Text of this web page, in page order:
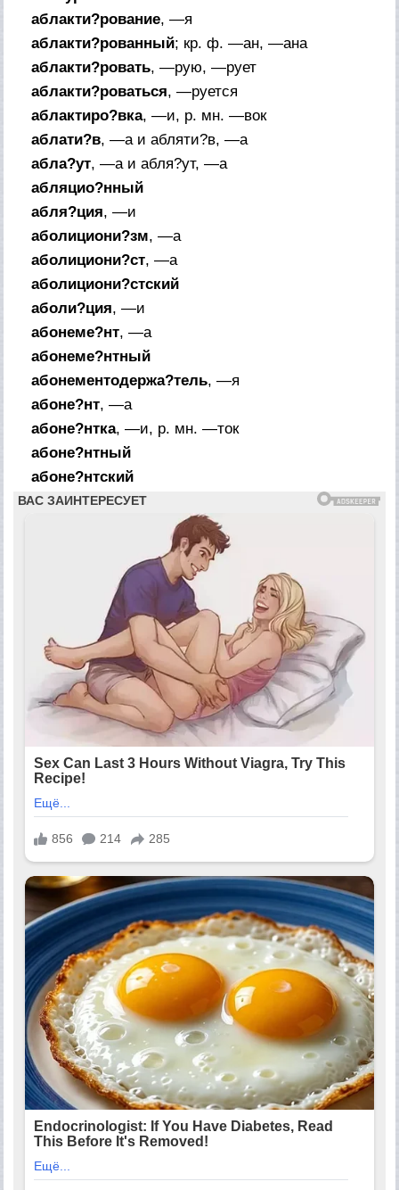
аблакти?рование, —я
аблакти?рованный; кр. ф. —ан, —ана
аблакти?ровать, —рую, —рует
аблакти?роваться, —руется
аблактиро?вка, —и, р. мн. —вок
аблати?в, —а и абляти?в, —а
абла?ут, —а и абля?ут, —а
абляцио?нный
абля?ция, —и
аболициони?зм, —а
аболициони?ст, —а
аболициони?стский
аболи?ция, —и
абонеме?нт, —а
абонеме?нтный
абонементодержа?тель, —я
абоне?нт, —а
абоне?нтка, —и, р. мн. —ток
абоне?нтный
абоне?нтский